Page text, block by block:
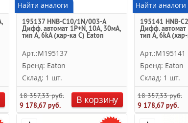
Найти аналоги
195137 HNB-C10/1N/003-A
Дифф. автомат 1Р+N, 10A, 30мА,
тип A, 6kA (хар-ка C) Eaton
Арт.:M195137
Бренд: Eaton
Склад: 1 шт.
18 357,33 руб.
9 178,67 руб.
В корзину
Найти аналоги
195141 HNB-
Дифф. автомат
тип A, 6kA
Арт.:M195141
Бренд: Eaton
Склад: 1 шт.
18 357,33 руб.
9 178,67 руб.